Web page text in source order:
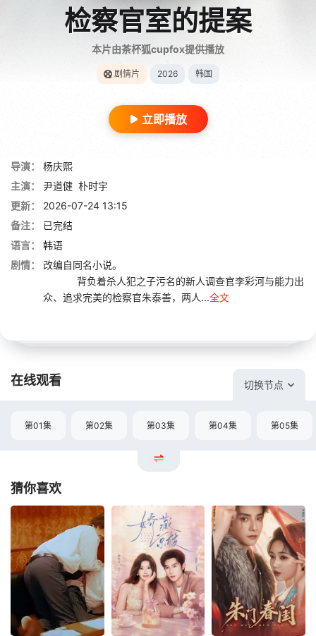
检察官室的提案
本片由茶杯狐cupfox提供播放
剧情片 2026 韩国
立即播放
导演：
杨庆熙
主演：
尹道健 朴时宇
更新：
2026-07-24 13:15
备注：
已完结
语言：
韩语
剧情：
改编自同名小说。
背负着杀人犯之子污名的新人调查官李彩河与能力出
众、追求完美的检察官朱泰善，两人...全文
在线观看 切换节点
第01集 第02集 第03集 第04集 第05集
猜你喜欢